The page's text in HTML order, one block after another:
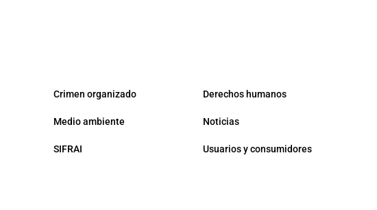
Crimen organizado Derechos humanos
Medio ambiente Noticias
SIFRAI Usuarios y consumidores